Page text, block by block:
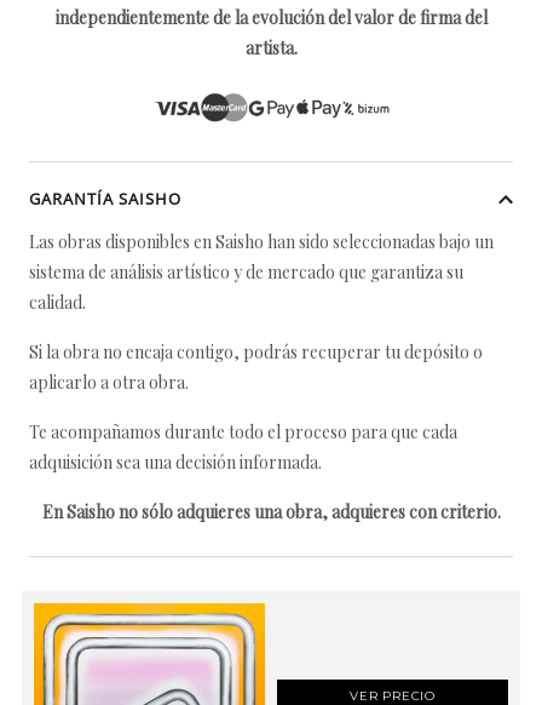
independientemente de la evolución del valor de firma del
artista.
GARANTÍA SAISHO
Las obras disponibles en Saisho han sido seleccionadas bajo un
sistema de análisis artístico y de mercado que garantiza su
calidad.
Si la obra no encaja contigo, podrás recuperar tu depósito o
aplicarlo a otra obra.
Te acompañamos durante todo el proceso para que cada
adquisición sea una decisión informada.
En Saisho no sólo adquieres una obra, adquieres con criterio.
VER PRECIO